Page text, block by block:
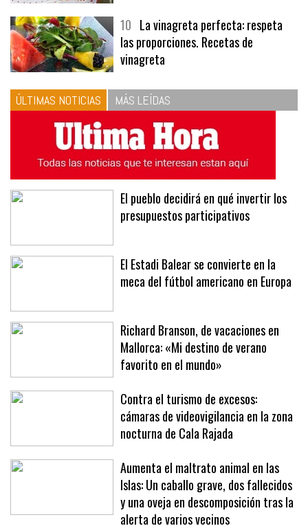
10 La vinagreta perfecta: respeta
las proporciones. Recetas de
vinagreta
ÚLTIMAS NOTICIAS MÁS LEÍDAS
El pueblo decidirá en qué invertir los
presupuestos participativos
El Estadi Balear se convierte en la
meca del fútbol americano en Europa
Richard Branson, de vacaciones en
Mallorca: «Mi destino de verano
favorito en el mundo»
Contra el turismo de excesos:
cámaras de videovigilancia en la zona
nocturna de Cala Rajada
Aumenta el maltrato animal en las
Islas: Un caballo grave, dos fallecidos
y una oveja en descomposición tras la
alerta de varios vecinos